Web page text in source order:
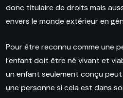
donc titulaire de droits mais
envers le monde extérieur en
Pour être reconnu comme une
l’enfant doit être né vivant et
un enfant seulement conçu
une personne si cela est dans